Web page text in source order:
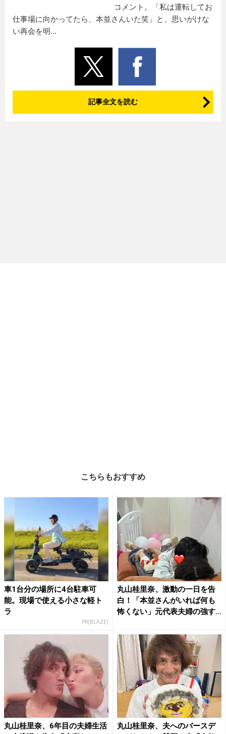
コメント。「私は運転してお
仕事場に向かってたら、本並さんいた笑」と、思いがけな
い再会を明...
記事全文を読む
こちらもおすすめ
車1台分の場所に4台駐車可
能。現場で使える小さな軽ト
ラ
PR(BLAZE)
丸山桂里奈、激動の一日を告
白！「本並さんがいれば何も
怖くない」元代表夫婦の強す
丸山桂里奈、6年目の夫婦生活
丸山桂里奈、夫へのバースデ